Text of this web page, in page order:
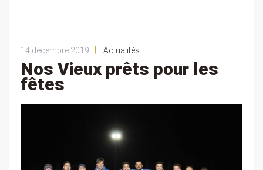
14 décembre 2019 Actualités
Nos Vieux prêts pour les
fêtes